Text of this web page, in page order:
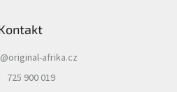
k
y
v
ý
p
@original-afrika.cz
725 900 019